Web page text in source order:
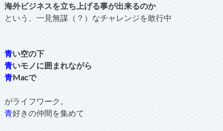
海外ビジネスを立ち上げる事が出来るのか
という、一見無謀（？）なチャレンジを敢行中
青い空の下
青いモノに囲まれながら
青Macで
がライフワーク。
青好きの仲間を集めて